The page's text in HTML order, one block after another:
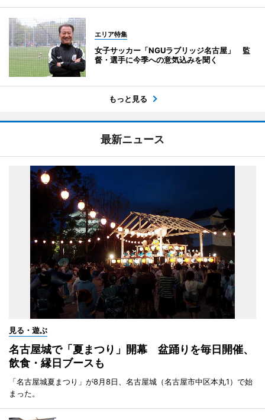
エリア特集
女子サッカー「NGUラブリッジ名古屋」 監
督・選手に今季への意気込みを聞く
もっと見る
最新ニュース
見る・遊ぶ
名古屋城で「夏まつり」開幕 盆踊りを毎日開催、
飲食・縁日ブースも
「名古屋城夏まつり」が8月8日、名古屋城（名古屋市中区本丸1）で始
まった。